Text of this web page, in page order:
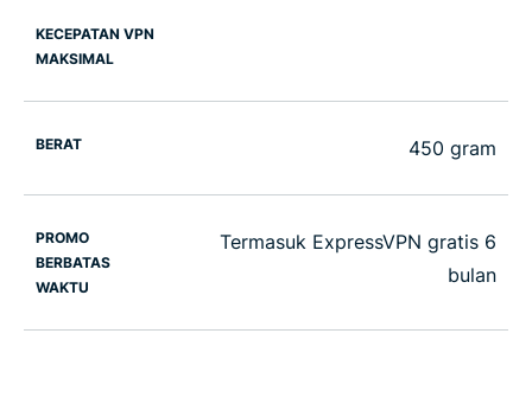
KECEPATAN VPN
MAKSIMAL
BERAT 450 gram
PROMO
BERBATAS
WAKTU
Termasuk ExpressVPN gratis 6
bulan